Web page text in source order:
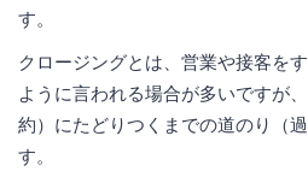
す。
クロージングとは、営業や接客を
ように言われる場合が多いですが
約）にたどりつくまでの道のり（
す。